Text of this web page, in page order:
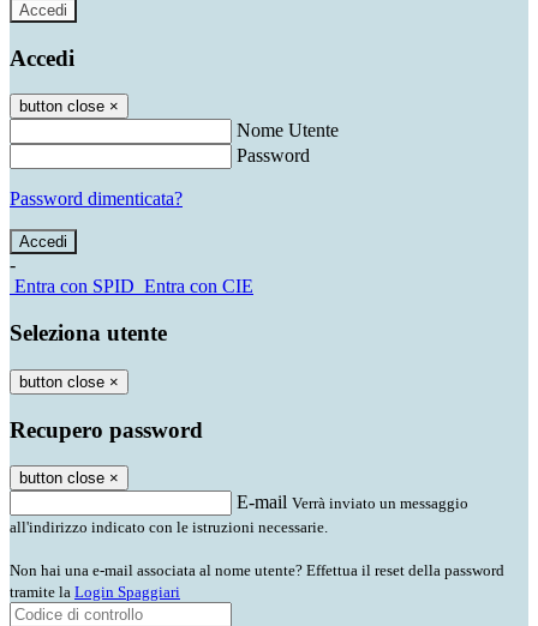
Accedi
Accedi
button close ×
Nome Utente
Password
Password dimenticata?
-
Entra con SPID Entra con CIE
Seleziona utente
button close ×
Recupero password
button close ×
E-mail Verrà inviato un messaggio
all'indirizzo indicato con le istruzioni necessarie.
Non hai una e-mail associata al nome utente? Effettua il reset della password
tramite la Login Spaggiari